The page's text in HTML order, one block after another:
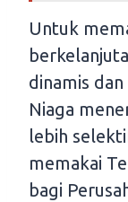
Untuk
dinamis
Niaga
lebih
memakai
bagi